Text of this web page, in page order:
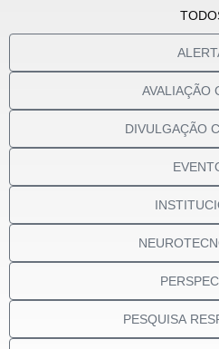
AVALIAÇÃO
DIVULGAÇÃO
PESQUISA